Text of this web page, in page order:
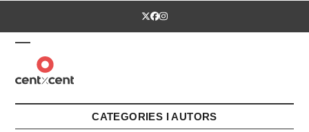
Twitter
Facebook
Instagram
Open
mobile
menu
Close
mobile
menu
CATEGORIES I AUTORS